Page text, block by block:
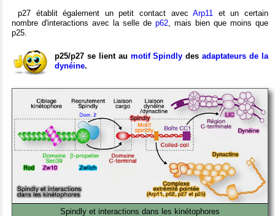
p27 établit également un petit contact avecArp11 et un certain
nombre d'interactions avec la selle de p62, mais bien que moins que
p25.
p25/p27 se lient au motif Spindly desadaptateurs de la
dynéine.
Spindly et interactions dans les kinétophores